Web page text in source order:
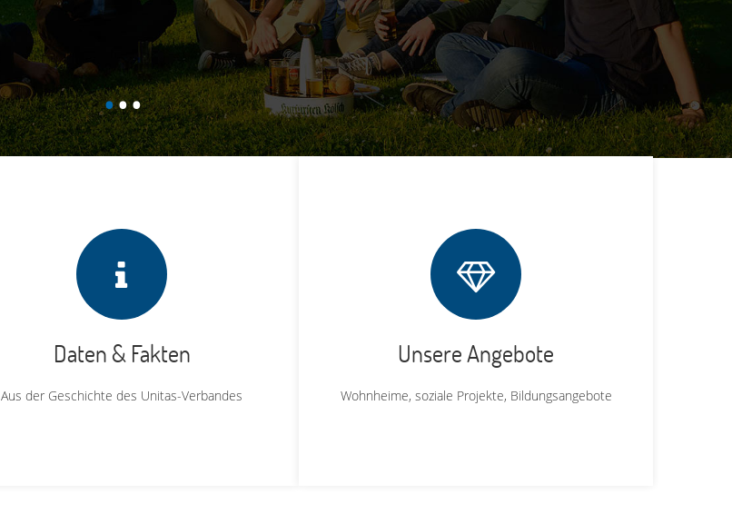
•••
Daten & Fakten
Aus der Geschichte des Unitas-Verbandes
Unsere Angebote
Wohnheime, soziale Projekte, Bildungsangebote